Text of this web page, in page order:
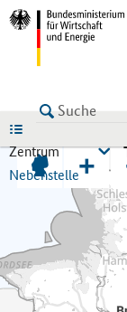
Zentrum
Nebenstelle+